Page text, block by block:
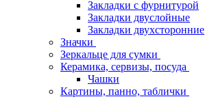
Закладки с фурнитурой
Закладки двуслойные
Закладки двухсторонние
Значки
Зеркальце для сумки
Керамика, сервизы, посуда
Чашки
Картины, панно, таблички